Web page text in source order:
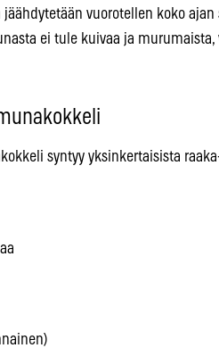
vuorotellen koko
ei tule kuivaa ja murumaista,
syntyy yksinkertaisista